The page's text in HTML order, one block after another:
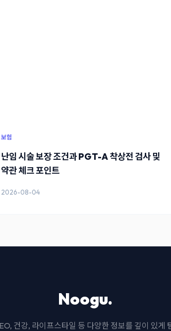
보험
난임 시술 보장 조건과 PGT-A 착상전 검사 및
약관 체크 포인트
2026-08-04
Noogu.
건강, 라이프스타일 등 다양한 정보를 깊이 있게